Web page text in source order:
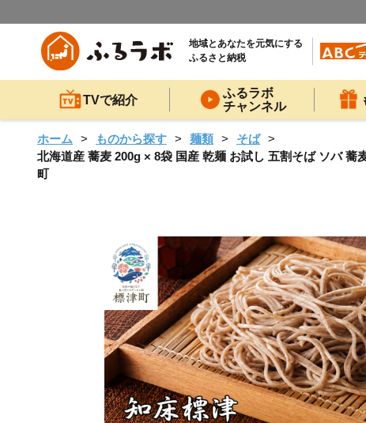
地域とあなたを元気にする
ふるさと納税
TVで紹介
ふるラボ
チャンネル
ホーム ものから探す 麺類
そば
北海道産 蕎麦 200g × 8袋 国産 乾麺 お試し 五割そば ソバ
町